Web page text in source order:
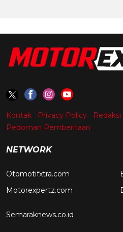
Kontak Privacy Policy Redaksi
Pedoman Pemberitaan
NETWORK
Otomotifxtra.com
Motorexpertz.com
Semaraknews.co.id